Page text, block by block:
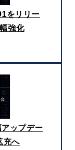
をリリー
強化
ップデー
充へ